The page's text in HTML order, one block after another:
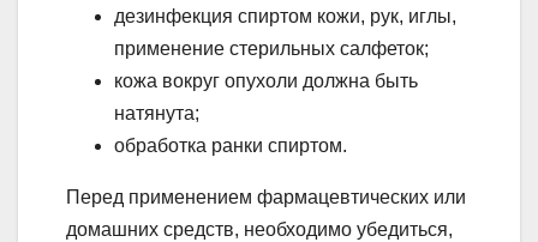
дезинфекция спиртом кожи, рук, иглы,
применение стерильных салфеток;
кожа вокруг опухоли должна быть
натянута;
обработка ранки спиртом.
Перед применением фармацевтических или
домашних средств, необходимо убедиться,